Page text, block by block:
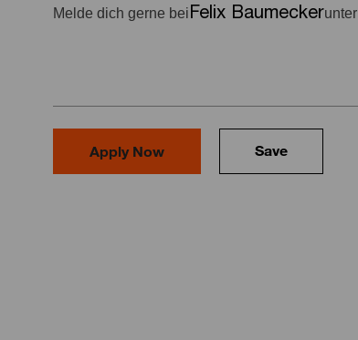
Melde dich gerne beiFelix Baumeckerunter
Apply Now Save